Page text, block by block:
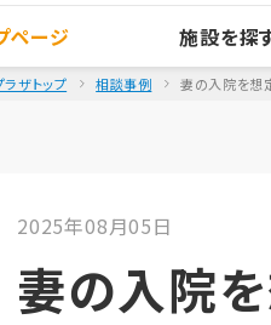
ページ 施設を探
ザトップ 相談事例 妻の入院を想
2025年08月05日
妻の入院